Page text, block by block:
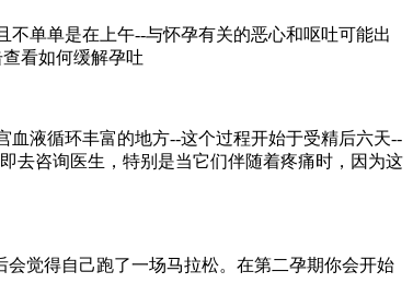
单单是在上午--与怀孕有关的恶心和呕吐可能出
看如何缓解孕吐
液循环丰富的地方--这个过程开始于受精后六天--
去咨询医生，特别是当它们伴随着疼痛时，因为这
觉得自己跑了一场马拉松。在第二孕期你会开始